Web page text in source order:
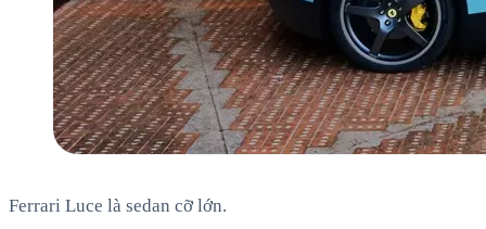
Ferrari Luce là sedan cỡ lớn.